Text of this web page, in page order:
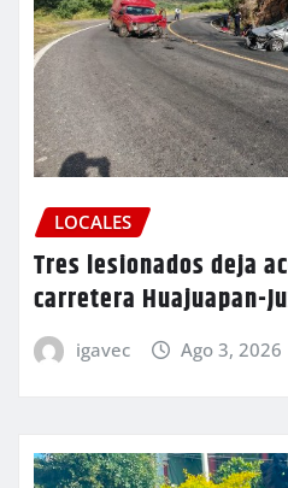
LOCALES
Tres lesionados deja
carretera Huajuapan-
igavec Ago 3, 2026